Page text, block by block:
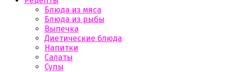
Блюда из мяса
Блюда из рыбы
Выпечка
Диетические блюда
Напитки
Салаты
Супы